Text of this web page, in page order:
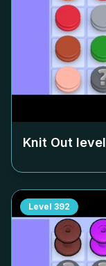
Knit Out level
Level 392